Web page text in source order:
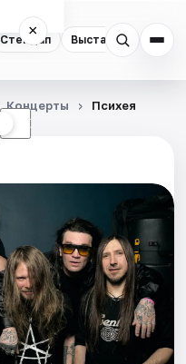
Стендап Выставки
×
☾
Концерты Психея